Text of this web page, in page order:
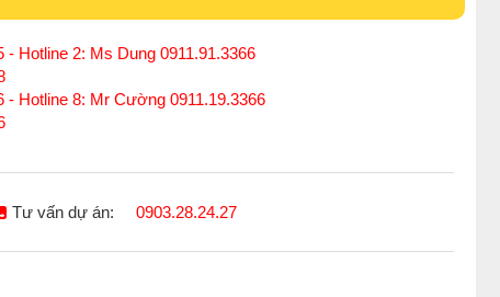
- Hotline 2: Ms Dung 0911.91.3366
- Hotline 8: Mr Cường 0911.19.3366
Tư vấn dự án: 0903.28.24.27